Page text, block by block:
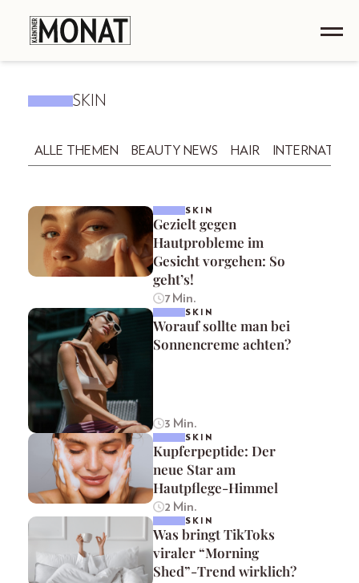
SKIN
ALLE THEMEN BEAUTY NEWS HAIR
SKIN
Gezielt gegen
Hautprobleme im
Gesicht vorgehen: So
geht’s!
7 Min.
SKIN
Worauf sollte man bei
Sonnencreme achten?
3 Min.
SKIN
Kupferpeptide: Der
neue Star am
Hautpflege-Himmel
2 Min.
SKIN
Was bringt TikToks
viraler “Morning
Shed”-Trend wirklich?